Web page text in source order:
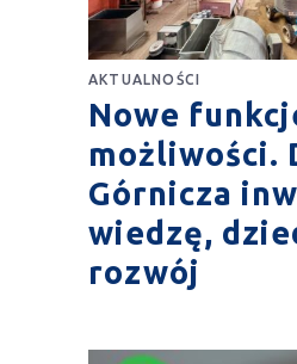
AKTUALNOŚCI
Nowe
możliwości.
Górnicza
wiedzę,
rozwój